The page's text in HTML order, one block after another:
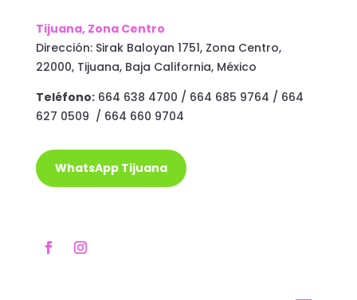
Tijuana, Zona Centro
Dirección: Sirak Baloyan 1751, Zona Centro,
22000, Tijuana, Baja California, México
Teléfono: 664 638 4700 / 664 685 9764 / 664
627 0509 / 664 660 9704
WhatsApp Tijuana